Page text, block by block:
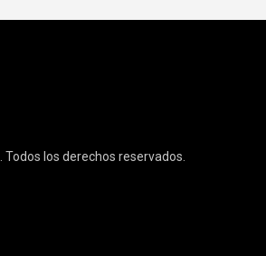
Todos los derechos reservados.